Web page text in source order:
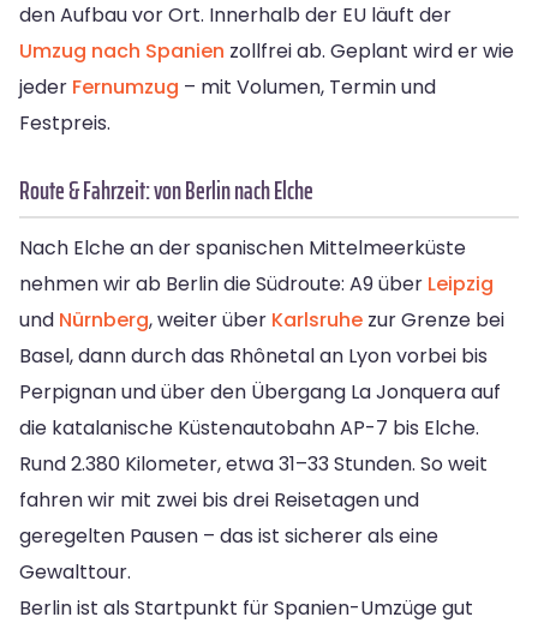
den Aufbau vor Ort. Innerhalb der EU läuft der
Umzug nach Spanien zollfrei ab. Geplant wird er wie
jeder Fernumzug – mit Volumen, Termin und
Festpreis.
Route & Fahrzeit: von Berlin nach Elche
Nach Elche an der spanischen Mittelmeerküste
nehmen wir ab Berlin die Südroute: A9 über Leipzig
und Nürnberg, weiter über Karlsruhe zur Grenze bei
Basel, dann durch das Rhônetal an Lyon vorbei bis
Perpignan und über den Übergang La Jonquera auf
die katalanische Küstenautobahn AP-7 bis Elche.
Rund 2.380 Kilometer, etwa 31–33 Stunden. So weit
fahren wir mit zwei bis drei Reisetagen und
geregelten Pausen – das ist sicherer als eine
Gewalttour.
Berlin ist als Startpunkt für Spanien-Umzüge gut